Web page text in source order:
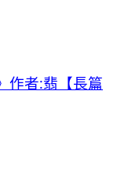
作者:翡【長篇